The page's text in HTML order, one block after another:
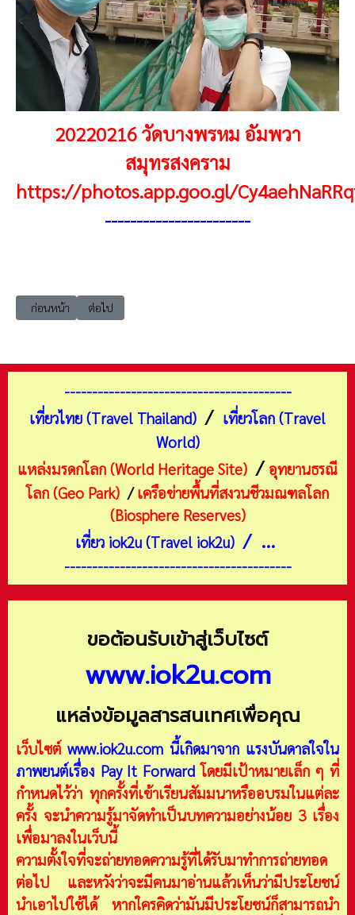
20220216 วัดบางพรหม อัมพวา
สมุทรสงคราม
https://photos.app.goo.gl/
-----------------------
เนื้อหาก่อนหน้า: เที่ยวสมุทรสงคราม อัมพวา วัดบางแคใหญ่
ก่อนหน้า เนื้อหาถัดไป: เที่ยวสมุทรสงคราม อัมพวา อุทยานพระบรมรา
ต่อไป
-----------------------------------------
เที่ยวไทย (Travel Thailand) / เที่ยวโลก (Travel
World)
แหล่งมรดกโลก (World Heritage Site) /อุทยานธรณี
โลก (Geo Park) /เครือข่ายพื้นที่สงวนชีวมณฑลโลก
(Biosphere Reserves)
เที่ยว iok2u (Travel iok2u) / ...
-----------------------------------------
ขอต้อนรับเข้าสู่เว็บไซต์
www.iok2u.com
แหล่งข้อมูลสารสนเทศเพื่อคุณ
เว็บไซต์ www.iok2u.com นี้เกิดมาจาก แรงบันดาลใจใน
ภาพยนต์เรื่อง Pay It Forward โดยมีเป้าหมายเล็ก ๆ ที่
กำหนดไว้ว่า ทุกครั้งที่เข้าเรียนสัมมนาหรืออบรมในแต่ละ
ครั้ง จะนำความรู้มาจัดทำเป็นบทความอย่างน้อย 3 เรื่อง
เพื่อมาลงในเว็บนี้
ความตั้งใจที่จะถ่ายทอดความรู้ที่ได้รับมาทำการถ่ายทอด
ต่อไป และหวังว่าจะมีคนมาอ่านแล้วเห็นว่ามีประโยชน์
นำเอาไปใช้ได้ หากใครคิดว่ามันมีประโยชน์ก็สามารถนำ